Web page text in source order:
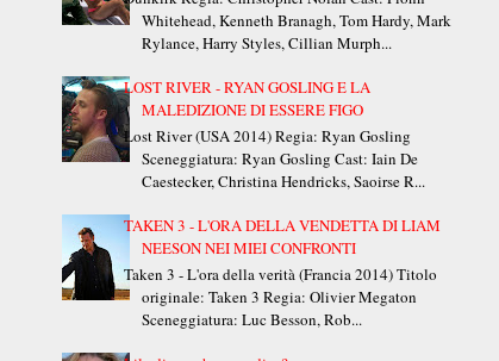
Whitehead, Kenneth Branagh, Tom Hardy, Mark
Rylance, Harry Styles, Cillian Murph...
LOST RIVER - RYAN GOSLING E LA
MALEDIZIONE DI ESSERE FIGO
Lost River (USA 2014) Regia: Ryan Gosling
Sceneggiatura: Ryan Gosling Cast: Iain De
Caestecker, Christina Hendricks, Saoirse R...
TAKEN 3 - L'ORA DELLA VENDETTA DI LIAM
NEESON NEI MIEI CONFRONTI
Taken 3 - L'ora della verità (Francia 2014) Titolo
originale: Taken 3 Regia: Olivier Megaton
Sceneggiatura: Luc Besson, Rob...